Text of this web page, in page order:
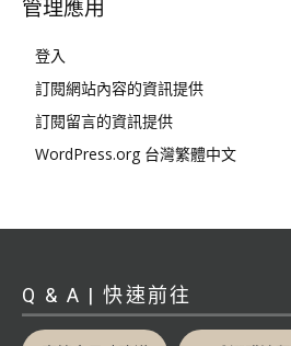
管理應用
登入
訂閱網站內容的資訊提供
訂閱留言的資訊提供
WordPress.org 台灣繁體中文
Q & A | 快速前往